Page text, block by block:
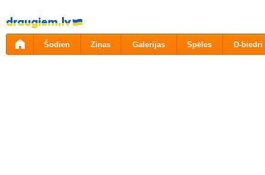
Pāriet
uz
saturu
Šodien Ziņas Galerijas Spēles D-biedri